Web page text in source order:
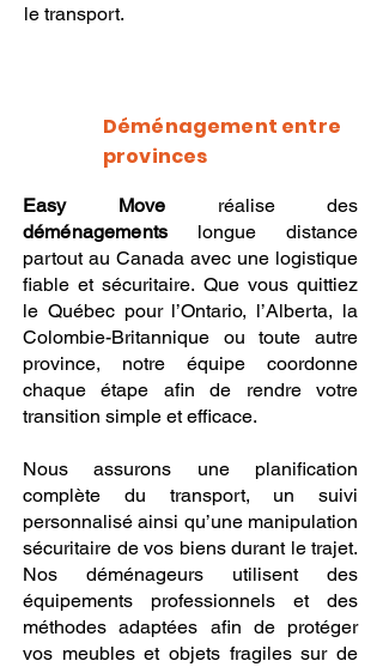
le transport.
Déménagement entre
provinces
Easy Move réalise des
déménagements longue distance
partout au Canada avec une logistique
fiable et sécuritaire. Que vous quittiez
le Québec pour l’Ontario, l’Alberta, la
Colombie-Britannique ou toute autre
province, notre équipe coordonne
chaque étape afin de rendre votre
transition simple et efficace.
Nous assurons une planification
complète du transport, un suivi
personnalisé ainsi qu’une manipulation
sécuritaire de vos biens durant le trajet.
Nos déménageurs utilisent des
équipements professionnels et des
méthodes adaptées afin de protéger
vos meubles et objets fragiles sur de